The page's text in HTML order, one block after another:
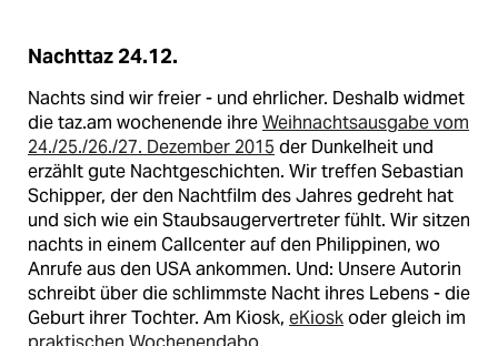
Nachttaz 24.12.
Nachts sind wir freier - und ehrlicher. Deshalb widmet
die taz.am wochenende ihreWeihnachtsausgabe vom
24./25./26./27. Dezember 2015 der Dunkelheit und
erzählt gute Nachtgeschichten. Wir treffen Sebastian
Schipper, der den Nachtfilm des Jahres gedreht hat
und sich wie ein Staubsaugervertreter fühlt. Wir sitzen
nachts in einem Callcenter auf den Philippinen, wo
Anrufe aus den USA ankommen. Und: Unsere Autorin
schreibt über die schlimmste Nacht ihres Lebens - die
Geburt ihrer Tochter. Am Kiosk, eKioskoder gleich im